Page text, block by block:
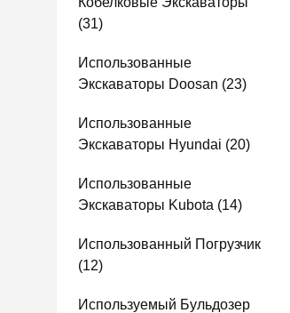
(31)
Использованные
Экскаваторы Doosan (23)
Использованные
Экскаваторы Hyundai (20)
Использованные
Экскаваторы Kubota (14)
Использованный Погрузчик
(12)
Используемый Бульдозер